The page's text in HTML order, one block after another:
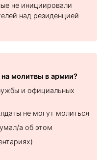
не инициировали
над резиденцией
молитвы в армии?
и официальных
не могут молиться
а об этом